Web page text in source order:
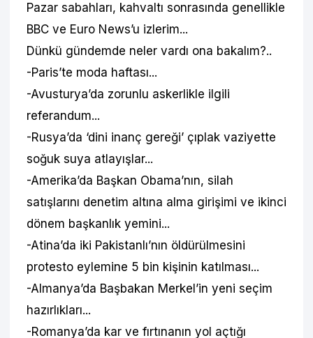
Pazar sabahları, kahvaltı sonrasında genellikle
BBC ve Euro News’u izlerim...
Dünkü gündemde neler vardı ona bakalım?..
-Paris’te moda haftası...
-Avusturya’da zorunlu askerlikle ilgili
referandum...
-Rusya’da ‘dini inanç gereği’ çıplak vaziyette
soğuk suya atlayışlar...
-Amerika’da Başkan Obama’nın, silah
satışlarını denetim altına alma girişimi ve ikinci
dönem başkanlık yemini...
-Atina’da iki Pakistanlı’nın öldürülmesini
protesto eylemine 5 bin kişinin katılması...
-Almanya’da Başbakan Merkel’in yeni seçim
hazırlıkları...
-Romanya’da kar ve fırtınanın yol açtığı